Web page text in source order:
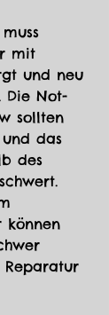
mit
und neu
Die Not-
sollten
das
des
können